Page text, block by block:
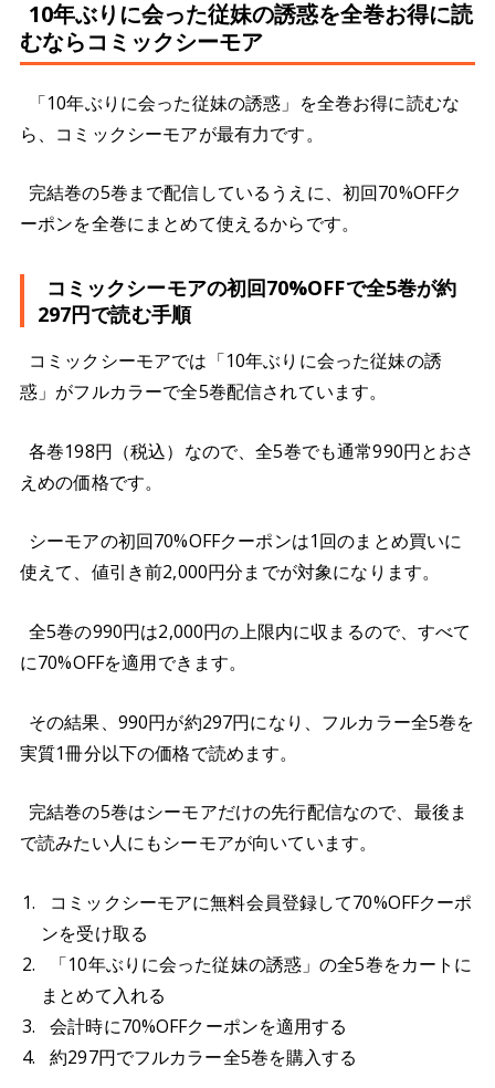
10年ぶりに会った従妹の誘惑を全巻お得に読
むならコミックシーモア
「10年ぶりに会った従妹の誘惑」を全巻お得に読むな
ら、コミックシーモアが最有力です。
完結巻の5巻まで配信しているうえに、初回70%OFFク
ーポンを全巻にまとめて使えるからです。
コミックシーモアの初回70%OFFで全5巻が約
297円で読む手順
コミックシーモアでは「10年ぶりに会った従妹の誘
惑」がフルカラーで全5巻配信されています。
各巻198円（税込）なので、全5巻でも通常990円とおさ
えめの価格です。
シーモアの初回70%OFFクーポンは1回のまとめ買いに
使えて、値引き前2,000円分までが対象になります。
全5巻の990円は2,000円の上限内に収まるので、すべて
に70%OFFを適用できます。
その結果、990円が約297円になり、フルカラー全5巻を
実質1冊分以下の価格で読めます。
完結巻の5巻はシーモアだけの先行配信なので、最後ま
で読みたい人にもシーモアが向いています。
コミックシーモアに無料会員登録して70%OFFクーポ
ンを受け取る
「10年ぶりに会った従妹の誘惑」の全5巻をカートに
まとめて入れる
会計時に70%OFFクーポンを適用する
約297円でフルカラー全5巻を購入する